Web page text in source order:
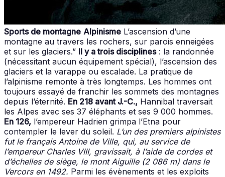
Sports de montagne Alpinisme L’ascension d’une
montagne au travers les rochers, sur parois enneigées
et sur les glaciers.” Il y a trois disciplines: la randonnée
(nécessitant aucun équipement spécial), l’ascension des
glaciers et la varappe ou escalade. La pratique de
l’alpinisme remonte à très longtemps. Les hommes ont
toujours essayé de franchir les sommets des montagnes
depuis l’éternité. En 218 avant J.-C., Hannibal traversait
les Alpes avec ses 37 éléphants et ses 9 000 hommes.
En 126, l’empereur Hadrien grimpa l’Etna pour
contempler le lever du soleil. L’un des premiers alpinistes
fut le français Antoine de Ville, qui, au service de
l’empereur Charles VIII, gravissait, à l’aide de cordes et
d’échelles de siège, le mont Aiguille (2 086 m) dans le
Vercors en 1492. Parmi les évènements et les exploits